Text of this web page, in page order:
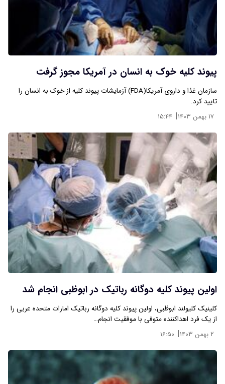
پیوند کلیه خوک به انسان در آمریکا مجوز گرفت
سازمان غذا و داروی آمریکا(FDA) آزمایشات پیوند کلیه از خوک به انسان را
تایید کرد.
۱۷ بهمن ۱۴۰۳ | ۱۵:۴۴
اولین پیوند کلیه دوگانه رباتیک در ابوظبی انجام شد
کلینیک کلیولند ابوظبی، اولین پیوند کلیه دوگانه رباتیک امارات متحده عربی را
از یک فرد اهداکننده متوفی با موفقیت انجام…
۲ بهمن ۱۴۰۳ | ۱۶:۵۰